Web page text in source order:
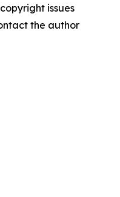
issues
the author